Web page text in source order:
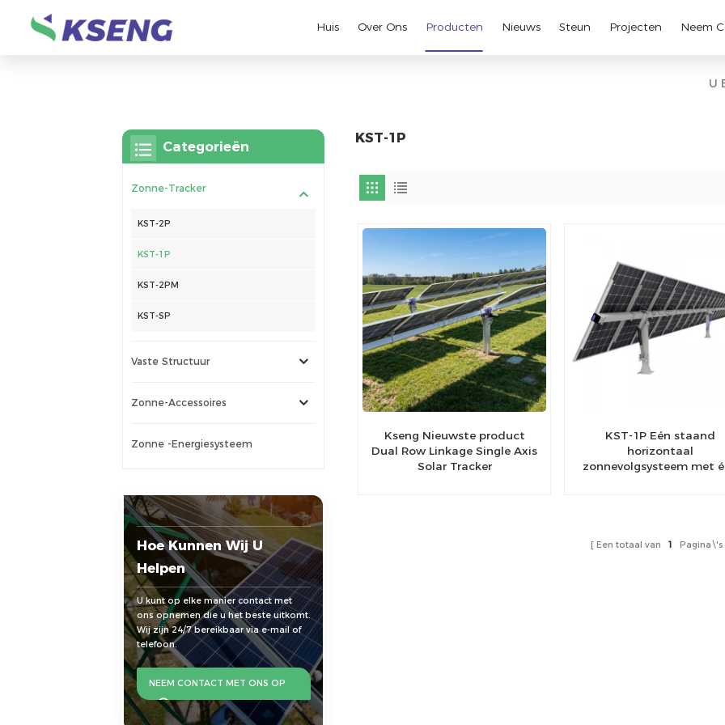
Huis Over Ons Producten Nieuws Steun Projecten Neem
U
KST-1P
Kseng Nieuwste product
Dual Row Linkage Single Axis
Solar Tracker
KST-1P Eén staand
horizontaal
zonnevolgsysteem met
Een totaal van 1 Pagina\'s
Categorieën
Zonne-Tracker
KST-2P
KST-1P
KST-2PM
KST-SP
Vaste Structuur
Zonne-Accessoires
Zonne -energiesysteem
Hoe Kunnen Wij U
Helpen
U kunt op elke manier contact met
ons opnemen die u het beste uitkomt.
Wij zijn 24/7 bereikbaar via e-mail of
telefoon.
NEEM CONTACT MET ONS OP